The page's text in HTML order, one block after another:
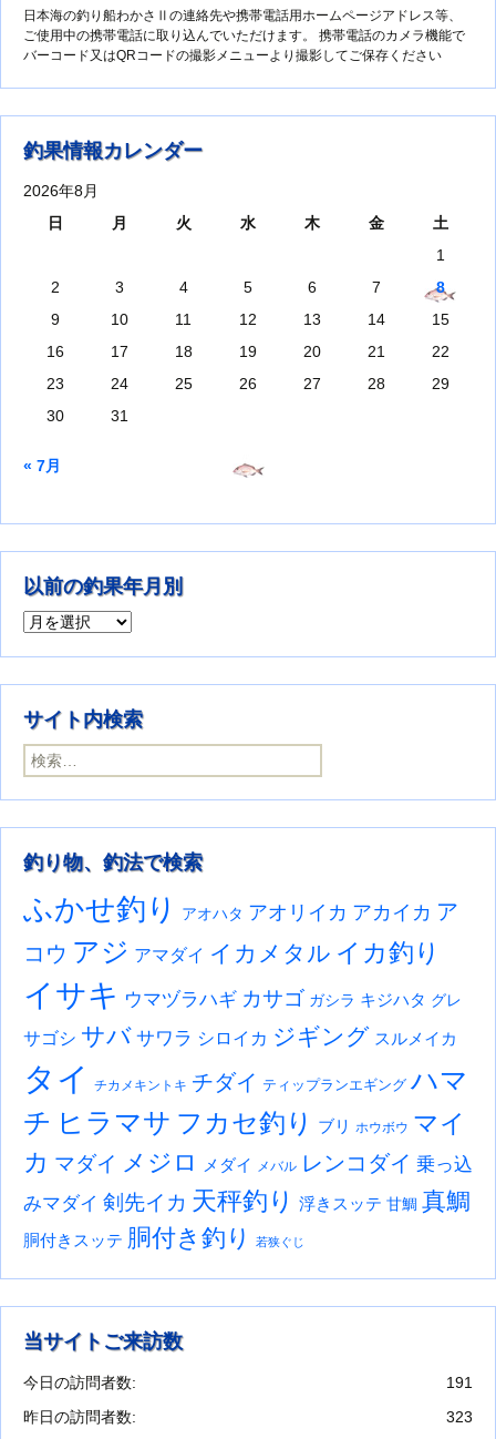
日本海の釣り船わかさⅡの連絡先や携帯電話用ホームページアドレス等、
ご使用中の携帯電話に取り込んでいただけます。 携帯電話のカメラ機能で
バーコード又はQRコードの撮影メニューより撮影してご保存ください
釣果情報カレンダー
2026年8月
日
月 火 水 木 金
土
1
2
3 4 5 6 7
8
9
10 11 12 13 14
15
16
17 18 19 20 21
22
23
24 25 26 27 28
29
30
31
« 7月
以前の釣果年月別
以前の釣果年月別
サイト内検索
検索:
釣り物、釣法で検索
ふかせ釣り アオハタ アオリイカ アカイカ ア
コウ アジ アマダイ イカメタル イカ釣り
イサキ ウマヅラハギ カサゴ ガシラ キジハタ グレ
サゴシ サバ サワラ シロイカ ジギング スルメイカ
タイ チカメキントキ チダイ ティップランエギング ハマ
チ ヒラマサ フカセ釣り ブリ ホウボウ マイ
カ マダイ メジロ メダイ メバル レンコダイ 乗っ込
みマダイ 剣先イカ 天秤釣り 浮きスッテ 甘鯛 真鯛
胴付きスッテ 胴付き釣り 若狭ぐじ
当サイトご来訪数
191
今日の訪問者数:
323
昨日の訪問者数: